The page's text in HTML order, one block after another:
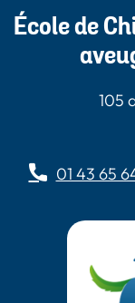
École de
105
01 43 65